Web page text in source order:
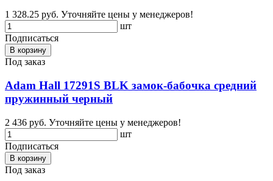
1 328.25 руб. Уточняйте цены у менеджеров!
шт
Подписаться
В корзину
Под заказ
Adam Hall 17291S BLK замок-бабочка средний
пружинный черный
2 436 руб. Уточняйте цены у менеджеров!
шт
Подписаться
В корзину
Под заказ